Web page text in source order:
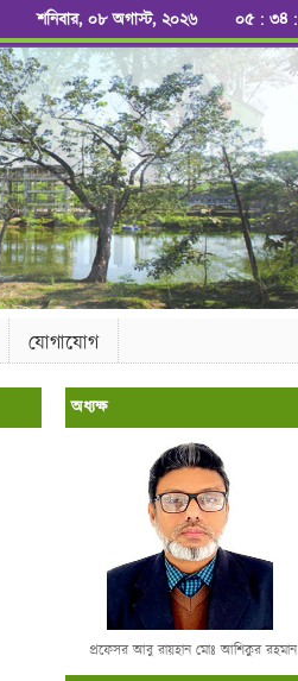
শনিবার, ০৮ অগাস্ট, ২০২৬ ০৫ : ৩৪ :
যোগাযোগ
অধ্যক্ষ
প্রফেসর আবু রায়হান মোঃ আশিকুর রহমান